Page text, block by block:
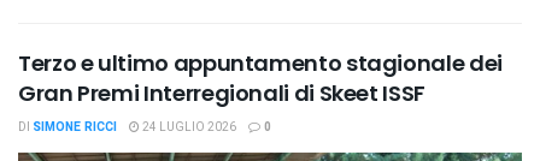
Terzo e ultimo appuntamento stagionale dei
Gran Premi Interregionali di Skeet ISSF
DI SIMONE RICCI 24 LUGLIO 2026 0